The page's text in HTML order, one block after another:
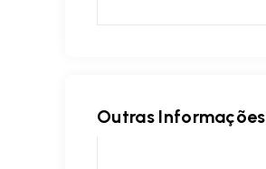
Outras Informações